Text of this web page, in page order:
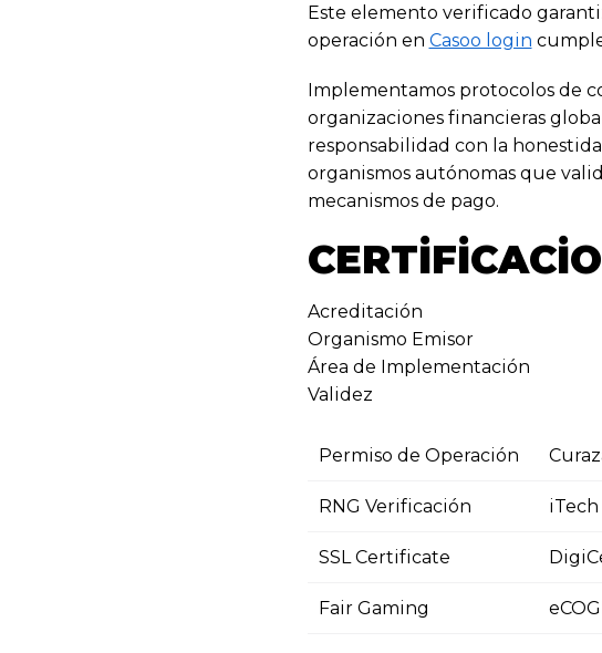
Este elemento verificado
operación en Casoo login
Implementamos protocolos de
organizaciones financieras
responsabilidad con la
organismos autónomas que
mecanismos de pago.
Acreditación
Organismo Emisor
Área de Implementación
Validez
Permiso de Operación
RNG Verificación iTech
SSL Certificate
Fair Gaming